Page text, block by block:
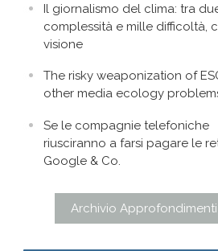
Il giornalismo del clima: tra
complessità e mille difficoltà,
visione
The risky weaponization of
other media ecology
Se le compagnie telefoniche
riusciranno a farsi pagare le
Google & Co.
Archivio Approfondimenti